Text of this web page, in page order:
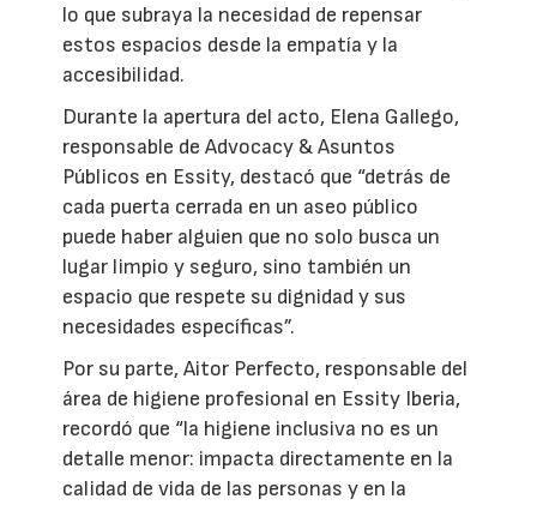
lo que subraya la necesidad de repensar
estos espacios desde la empatía y la
accesibilidad.
Durante la apertura del acto, Elena Gallego,
responsable de Advocacy & Asuntos
Públicos en Essity, destacó que “detrás de
cada puerta cerrada en un aseo público
puede haber alguien que no solo busca un
lugar limpio y seguro, sino también un
espacio que respete su dignidad y sus
necesidades específicas”.
Por su parte, Aitor Perfecto, responsable del
área de higiene profesional en Essity Iberia,
recordó que “la higiene inclusiva no es un
detalle menor: impacta directamente en la
calidad de vida de las personas y en la